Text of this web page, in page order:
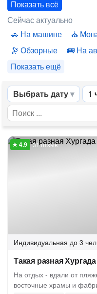
Показать всё
Сейчас актуально
На машине
Обзорные
На
Показать ещё
Выбрать дату 1
31 отзыв
Индивидуальная до 3
Такая разная Хургада
На отдых - вдали от
восточные храмы и